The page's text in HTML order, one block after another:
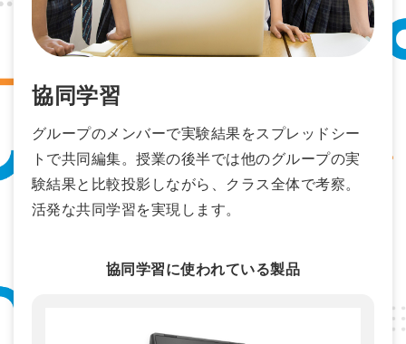
協同学習
グループのメンバーで実験結果をスプレッドシー
トで共同編集。授業の後半では他のグループの実
験結果と比較投影しながら、クラス全体で考察。
活発な共同学習を実現します。
協同学習に使われている製品